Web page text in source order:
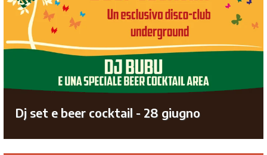
Dj set e beer cocktail - 28 giugno